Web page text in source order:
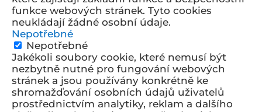
funkce webových stránek. Tyto cookies
neukládají žádné osobní údaje.
Nepotřebné
Nepotřebné
Jakékoli soubory cookie, které nemusí být
nezbytně nutné pro fungování webových
stránek a jsou používány konkrétně ke
shromažďování osobních údajů uživatelů
prostřednictvím analytiky, reklam a dalšího